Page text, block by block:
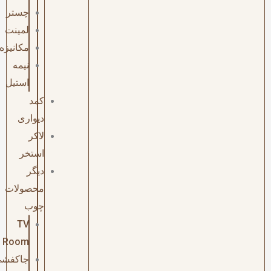
چستر
لمینت
مکانیزه
نیمه
استیل
کمد
دیواری
لاکر
استخر
دیگر
محصولات
چوب
TV
Room
جاکفشی